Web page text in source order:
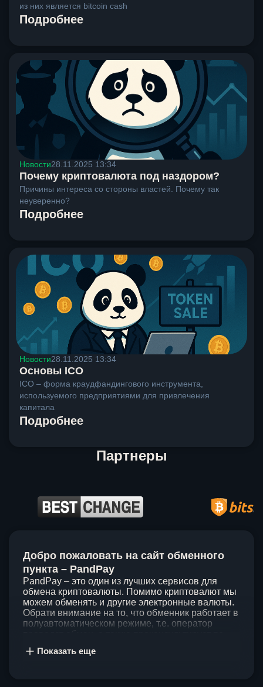
из них является bitcoin cash
Подробнее
Новости28.11.2025 13:34
Почему криптовалюта под наздором?
Причины интереса со стороны властей. Почему так
неуверенно?
Подробнее
Новости28.11.2025 13:34
Основы ICO
ICO – форма краудфандингового инструмента,
используемого предприятиями для привлечения
капитала
Подробнее
Партнеры
Добро пожаловать на сайт обменного
пункта – PandPay
PandPay – это один из лучших сервисов для
обмена криптовалюты. Помимо криптовалют мы
можем обменять и другие электронные валюты.
Обрати внимание на то, что обменник работает в
полуавтоматическом режиме, т.е. оператор
клиентов, поэтому стараемся проводить обмены
Показать еще